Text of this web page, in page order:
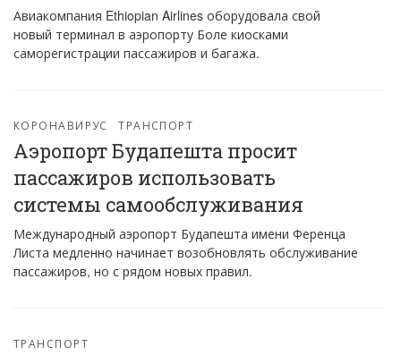
Авиакомпания Ethiopian Airlines оборудовала свой
новый терминал в аэропорту Боле киосками
саморегистрации пассажиров и багажа.
КОРОНАВИРУС ТРАНСПОРТ
Аэропорт Будапешта просит
пассажиров использовать
системы самообслуживания
Международный аэропорт Будапешта имени Ференца
Листа медленно начинает возобновлять обслуживание
пассажиров, но с рядом новых правил.
ТРАНСПОРТ